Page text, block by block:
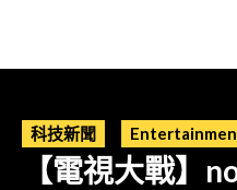
科技新聞
【電視大戰】